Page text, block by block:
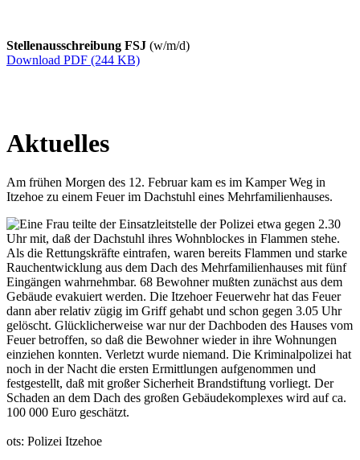
Stellenausschreibung FSJ (w/m/d)
Download PDF (244 KB)
Aktuelles
Am frühen Morgen des 12. Februar kam es im Kamper Weg in
Itzehoe zu einem Feuer im Dachstuhl eines Mehrfamilienhauses.
Eine Frau teilte der Einsatzleitstelle der Polizei etwa gegen 2.30
Uhr mit, daß der Dachstuhl ihres Wohnblockes in Flammen stehe.
Als die Rettungskräfte eintrafen, waren bereits Flammen und starke
Rauchentwicklung aus dem Dach des Mehrfamilienhauses mit fünf
Eingängen wahrnehmbar. 68 Bewohner mußten zunächst aus dem
Gebäude evakuiert werden. Die Itzehoer Feuerwehr hat das Feuer
dann aber relativ zügig im Griff gehabt und schon gegen 3.05 Uhr
gelöscht. Glücklicherweise war nur der Dachboden des Hauses vom
Feuer betroffen, so daß die Bewohner wieder in ihre Wohnungen
einziehen konnten. Verletzt wurde niemand. Die Kriminalpolizei hat
noch in der Nacht die ersten Ermittlungen aufgenommen und
festgestellt, daß mit großer Sicherheit Brandstiftung vorliegt. Der
Schaden an dem Dach des großen Gebäudekomplexes wird auf ca.
100 000 Euro geschätzt.
ots: Polizei Itzehoe